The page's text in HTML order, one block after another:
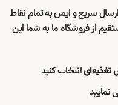
سریع و ایمن به تمام نقاط
از فروشگاه ما به شما این
تغذیه‌ایانتخاب کنید
نمایید